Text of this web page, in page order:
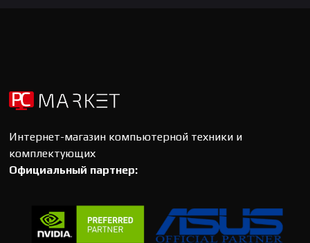
Интернет-магазин компьютерной техники и
комплектующих
Официальный партнер: